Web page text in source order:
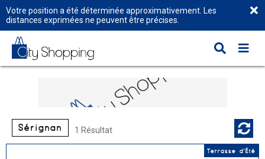
Votre position a été déterminée approximativement. Les
distances exprimées ne peuvent être précises.
Sérignan 1 Résultat
Terrasse d'Été